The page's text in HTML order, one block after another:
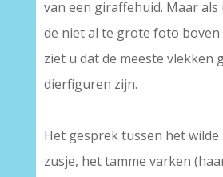
van een giraffehuid. Maar
de niet al te grote foto boven
ziet u dat de meeste vlekken
dierfiguren zijn.
Het gesprek tussen het
zusje, het tamme varken